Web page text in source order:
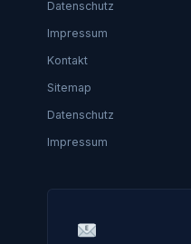
Datenschutz
Impressum
Kontakt
Sitemap
Datenschutz
Impressum